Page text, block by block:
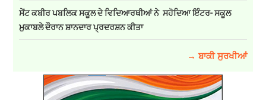
ਸੇਂਟ ਕਬੀਰ ਪਬਲਿਕ ਸਕੂਲ ਦੇ ਵਿਦਿਆਰਥੀਆਂ ਨੇ ਸਹੋਦਿਆ ਇੰਟਰ- ਸਕੂਲ
ਮੁਕਾਬਲੇ ਦੌਰਾਨ ਸ਼ਾਨਦਾਰ ਪ੍ਰਦਰਸ਼ਨ ਕੀਤਾ
→ ਬਾਕੀ ਸੁਰਖੀਆਂ